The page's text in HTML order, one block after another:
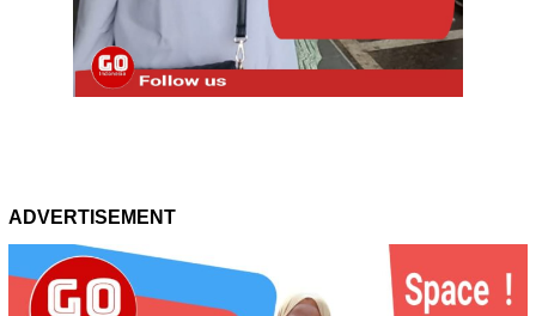
ADVERTISEMENT